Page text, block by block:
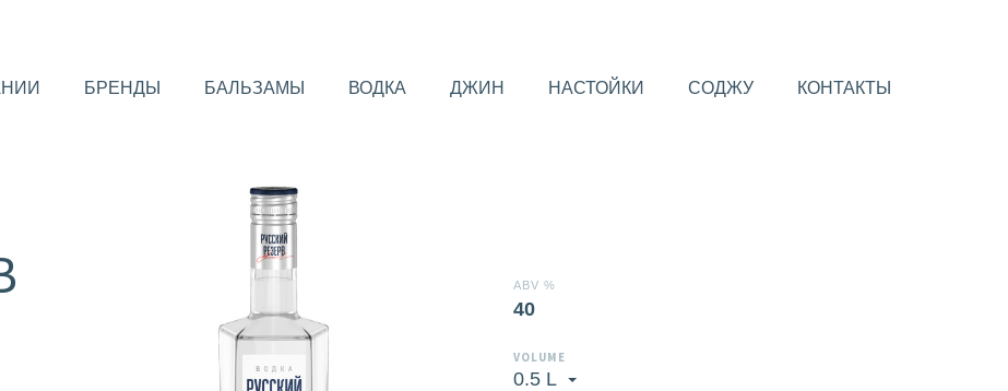
БРЕНДЫ БАЛЬЗАМЫ ВОДКА ДЖИН НАСТОЙКИ СОДЖУ КОНТАКТЫ
ABV %
40
VOLUME
0.5 L